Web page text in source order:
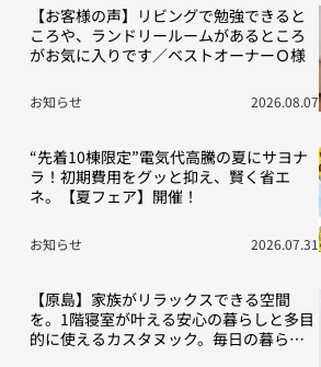
【お客様の声】リビングで勉強できると
ころや、ランドリールームがあるところ
がお気に入りです／ベストオーナーＯ様
お知らせ 2026.08.07
“先着10棟限定”電気代高騰の夏にサヨナ
ラ！初期費用をグッと抑え、賢く省エ
ネ。【夏フェア】開催！
お知らせ 2026.07.31
【原島】家族がリラックスできる空間
を。1階寝室が叶える安心の暮らしと多目
的に使えるカスタヌック。毎日の暮らし